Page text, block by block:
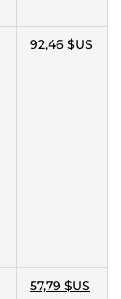
92,46 $US
57,79 $US